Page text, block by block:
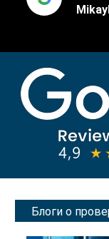
Блоги о